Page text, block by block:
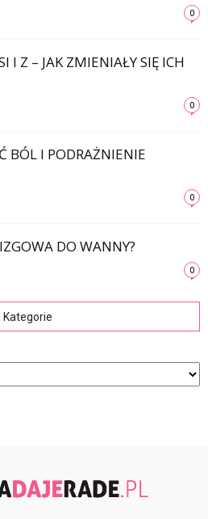
0
I Z – JAK ZMIENIAŁY SIĘ ICH
0
BÓL I PODRAŻNIENIE
0
DO WANNY?
0
Kategorie